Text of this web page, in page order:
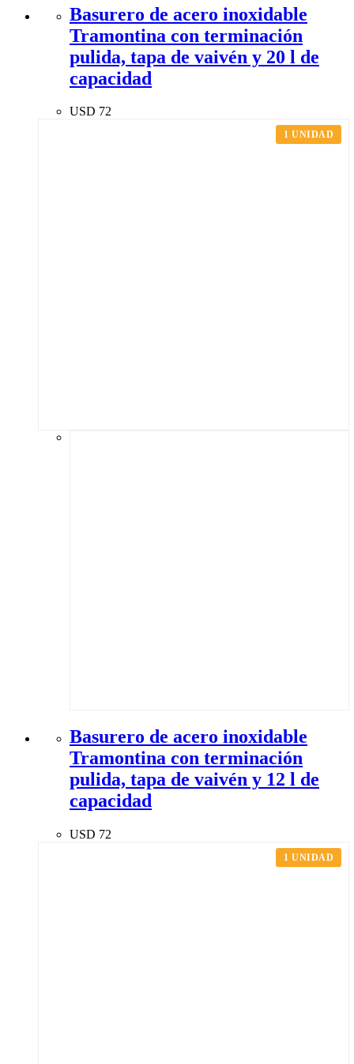
Basurero de acero inoxidable
Tramontina con terminación
pulida, tapa de vaivén y 20 l de
capacidad
USD 72
1 UNIDAD
Basurero de acero inoxidable
Tramontina con terminación
pulida, tapa de vaivén y 12 l de
capacidad
USD 72
1 UNIDAD